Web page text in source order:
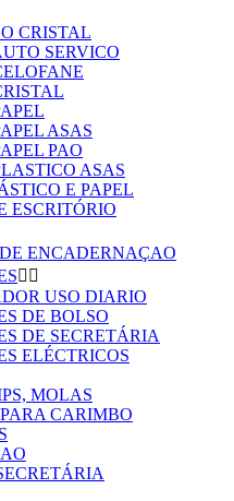
CRISTAL
SERVICO
ASAS
PAO
ASAS
E PAPEL
ESCRITÓRIO
ENCADERNAÇAO
 
USO DIARIO
DE BOLSO
DE SECRETÁRIA
ELÉCTRICOS
MOLAS
CARIMBO